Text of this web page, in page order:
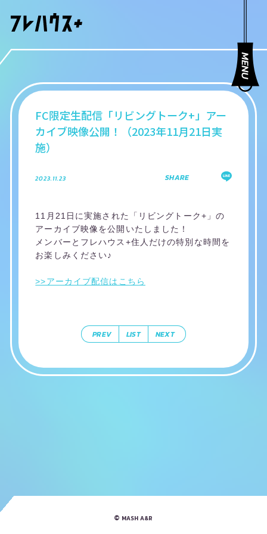
FC限定生配信「リビングトーク+」アー
カイブ映像公開！（2023年11月21日実
施）
2023.11.23 SHARE
11月21日に実施された「リビングトーク+」の
アーカイブ映像を公開いたしました！
メンバーとフレハウス+住人だけの特別な時間を
お楽しみください♪
>>アーカイブ配信はこちら
PREV LIST NEXT
© MASH A&R